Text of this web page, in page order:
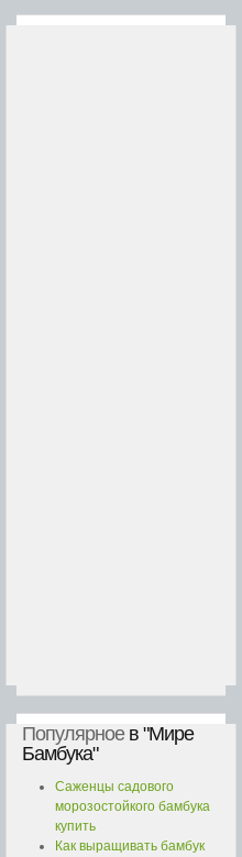
Популярноев "Мире
Бамбука"
Саженцы садового
морозостойкого бамбука
купить
Как выращивать бамбук